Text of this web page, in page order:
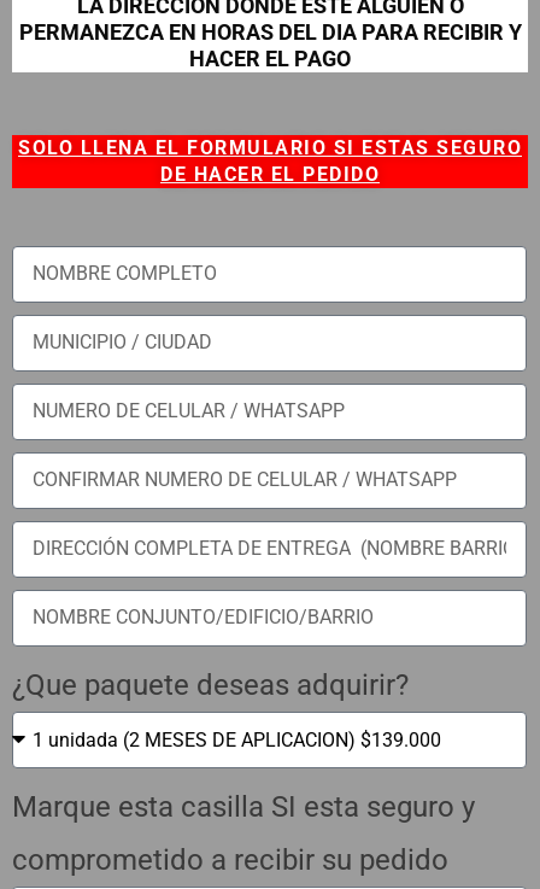
LA DIRECCIÓN DONDE ESTE ALGUIEN O
PERMANEZCA EN HORAS DEL DIA PARA RECIBIR Y
HACER EL PAGO
SOLO LLENA EL FORMULARIO SI ESTAS SEGURO
DE HACER EL PEDIDO
¿Que paquete deseas adquirir?
Marque esta casilla SI esta seguro y
comprometido a recibir su pedido